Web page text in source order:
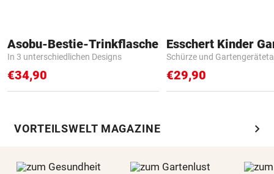
Asobu-Bestie-Trinkflasche
In 3 unterschiedlichen Designs
€34,90
Schürze und
€29,90
VORTEILSWELT MAGAZINE chevron_right